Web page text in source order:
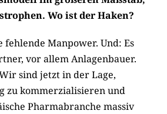
Wo ist der Haken?
fehlende Manpower. Und: Es
vor allem Anlagenbauer.
sind jetzt in der Lage,
zu kommerzialisieren und
Pharmabranche massiv